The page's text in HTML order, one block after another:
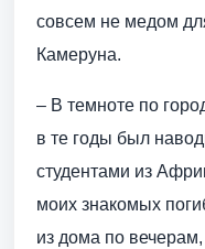
совсем не медом
Камеруна.
– В темноте по
в те годы был
студентами из
моих знакомых
из дома по